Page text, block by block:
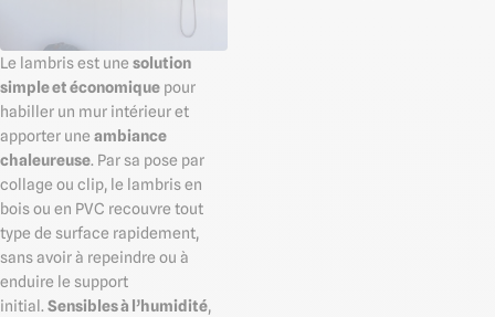
Le lambris est une solution
simple et économique pour
habiller un mur intérieur et
apporter une ambiance
chaleureuse. Par sa pose par
collage ou clip, le lambris en
bois ou en PVC recouvre tout
type de surface rapidement,
sans avoir à repeindre ou à
enduire le support
initial. Sensibles à l’humidité,